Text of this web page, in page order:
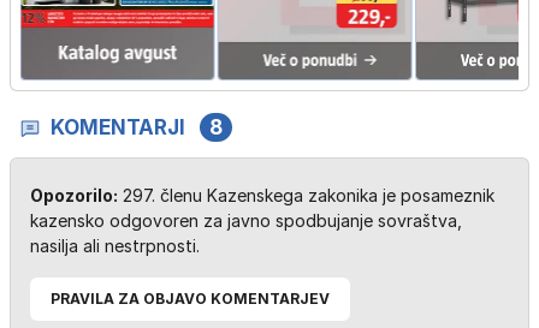
KOMENTARJI 8
Opozorilo: 297. členu Kazenskega zakonika je posameznik
kazensko odgovoren za javno spodbujanje sovraštva,
nasilja ali nestrpnosti.
PRAVILA ZA OBJAVO KOMENTARJEV